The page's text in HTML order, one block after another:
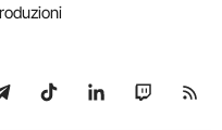
su WhatsApp
su Telegram
Seguici su TikTok
Seguici su
Seguici